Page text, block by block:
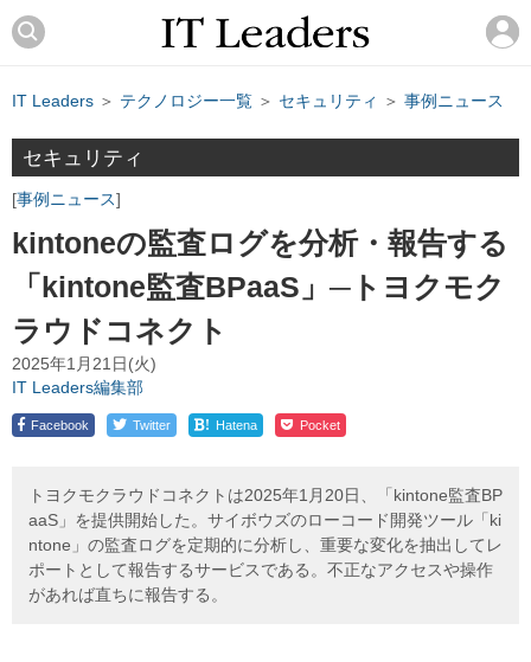
IT Leaders ＞ テクノロジー一覧 ＞ セキュリティ ＞ 事例ニュース
セキュリティ
事例ニュース
kintoneの監査ログを分析・報告する
「kintone監査BPaaS」─トヨクモク
ラウドコネクト
2025年1月21日(火)
IT Leaders編集部
Facebook Twitter ! Hatena Pocket
トヨクモクラウドコネクトは2025年1月20日、「kintone監査BP
aaS」を提供開始した。サイボウズのローコード開発ツール「ki
ntone」の監査ログを定期的に分析し、重要な変化を抽出してレ
ポートとして報告するサービスである。不正なアクセスや操作
があれば直ちに報告する。